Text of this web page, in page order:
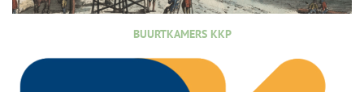
BUURTKAMERS KKP